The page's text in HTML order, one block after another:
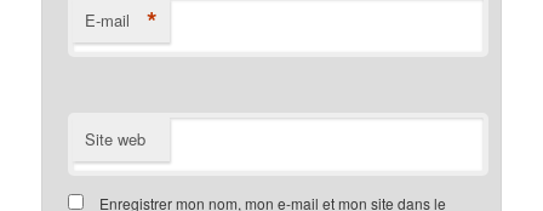
E-mail *
Site web
Enregistrer mon nom, mon e-mail et mon site dans le